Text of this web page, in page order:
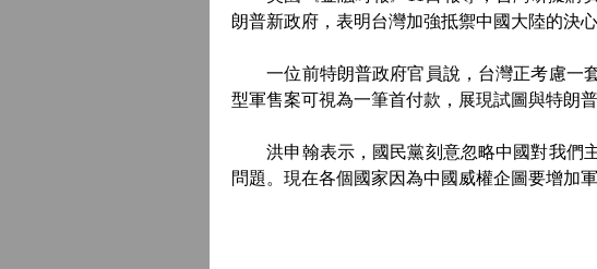
朗普新政府，表明台灣加強抵禦中國大陸的決心
一位前特朗普政府官員說，台灣正考慮一套
型軍售案可視為一筆首付款，展現試圖與特朗
洪申翰表示，國民黨刻意忽略中國對我們主
問題。現在各個國家因為中國威權企圖要增加